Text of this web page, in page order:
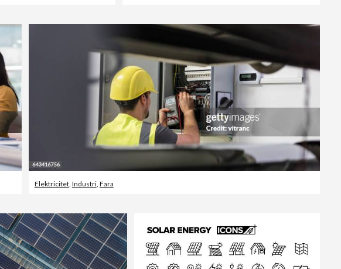
Elektricitet, Industri, Fara